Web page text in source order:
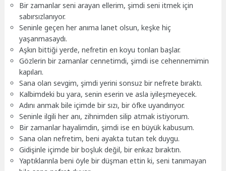
Bir zamanlar seni arayan ellerim, şimdi seni itmek için
sabırsızlanıyor.
Seninle geçen her anıma lanet olsun, keşke hiç
yaşanmasaydı.
Aşkın bittiği yerde, nefretin en koyu tonları başlar.
Gözlerin bir zamanlar cennetimdi, şimdi ise cehennemimin
kapıları.
Sana olan sevgim, şimdi yerini sonsuz bir nefrete bıraktı.
Kalbimdeki bu yara, senin eserin ve asla iyileşmeyecek.
Adını anmak bile içimde bir sızı, bir öfke uyandırıyor.
Seninle ilgili her anı, zihnimden silip atmak istiyorum.
Bir zamanlar hayalimdin, şimdi ise en büyük kabusum.
Sana olan nefretim, beni ayakta tutan tek duygu.
Gidişinle içimde bir boşluk değil, bir enkaz bıraktın.
Yaptıklarınla beni öyle bir düşman ettin ki, seni tanımayan